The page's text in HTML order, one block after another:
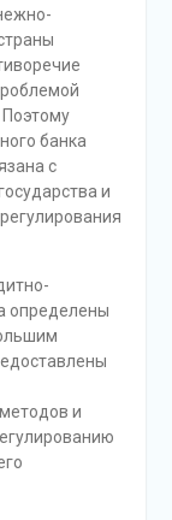
банка
с
и
определены
и